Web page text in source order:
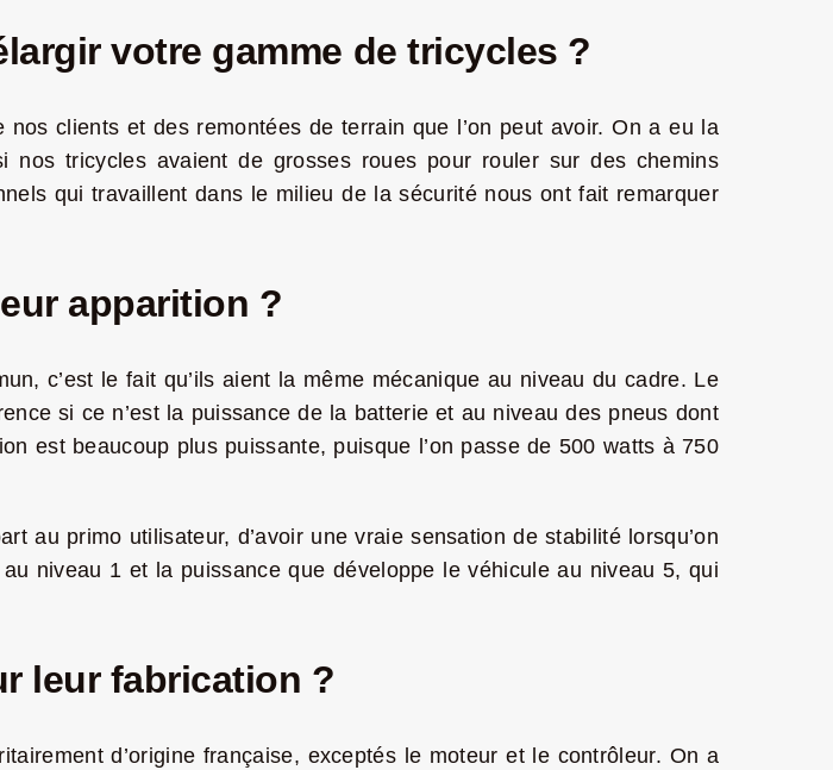
votre gamme de tricycles ?
nos clients et des remontées de terrain que l’on peut avoir. On a eu la
tricycles avaient de grosses roues pour rouler sur des chemins
qui travaillent dans le milieu de la sécurité nous ont fait remarquer
apparition ?
c’est le fait qu’ils aient la même mécanique au niveau du cadre. Le
si ce n’est la puissance de la batterie et au niveau des pneus dont
est beaucoup plus puissante, puisque l’on passe de 500 watts à 750
au primo utilisateur, d’avoir une vraie sensation de stabilité lorsqu’on
niveau 1 et la puissance que développe le véhicule au niveau 5, qui
leur fabrication ?
d’origine française, exceptés le moteur et le contrôleur. On a